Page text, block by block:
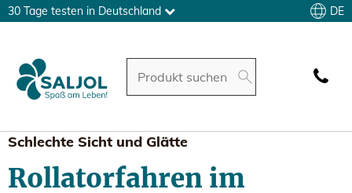
30 Tage testen in Deutschland DE
Schlechte Sicht und Glätte
Rollatorfahren im